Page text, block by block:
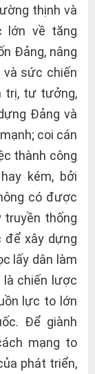
thịnh và
lớn về tăng
Đảng, nâng
và sức chiến
trị, tư tưởng,
Đảng và
coi cán
thành công
kém, bởi
có được
truyền thống
để xây dựng
lấy dân làm
chiến lược
lực to lớn
Để giành
mạng to
phát triển,